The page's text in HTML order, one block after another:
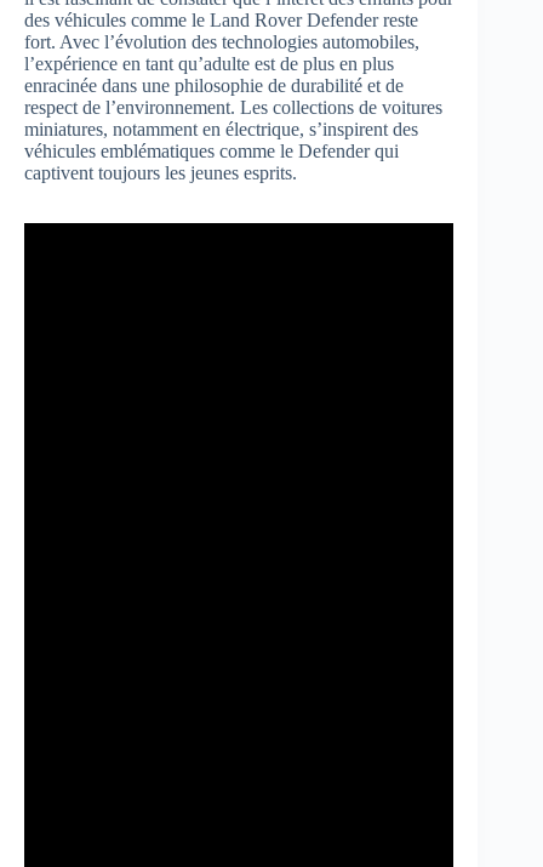
des véhicules comme le Land Rover Defender reste
fort. Avec l’évolution des technologies automobiles,
l’expérience en tant qu’adulte est de plus en plus
enracinée dans une philosophie de durabilité et de
respect de l’environnement. Les collections de voitures
miniatures, notamment en électrique, s’inspirent des
véhicules emblématiques comme le Defender qui
captivent toujours les jeunes esprits.